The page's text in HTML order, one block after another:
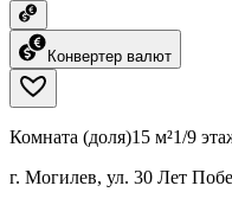
Конвертер валют
Комната (доля)15 м²1/9
г. Могилев, ул. 30 Лет